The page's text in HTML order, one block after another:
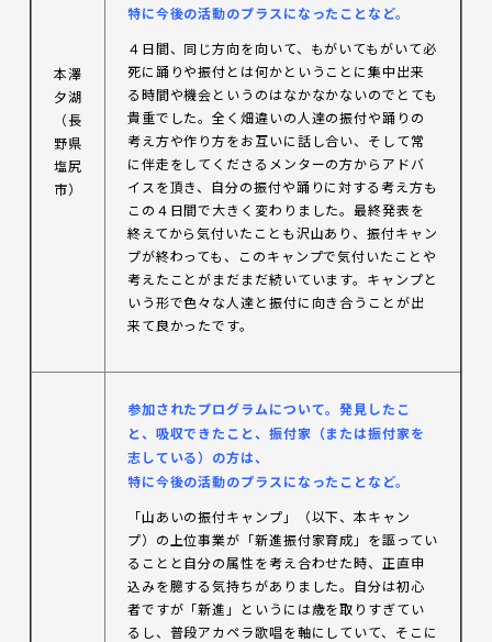
本澤
夕湖
（長
野県
塩尻
市）
特に今後の活動のプラスになったことなど。
４日間、同じ方向を向いて、もがいてもがいて必
死に踊りや振付とは何かということに集中出来
る時間や機会というのはなかなかないのでとても
貴重でした。全く畑違いの人達の振付や踊りの
考え方や作り方をお互いに話し合い、そして常
に伴走をしてくださるメンターの方からアドバ
イスを頂き、自分の振付や踊りに対する考え方も
この４日間で大きく変わりました。最終発表を
終えてから気付いたことも沢山あり、振付キャン
プが終わっても、このキャンプで気付いたことや
考えたことがまだまだ続いています。キャンプと
いう形で色々な人達と振付に向き合うことが出
来て良かったです。
参加されたプログラムについて。発見したこ
と、吸収できたこと、振付家（または振付家を
志している）の方は、
特に今後の活動のプラスになったことなど。
「山あいの振付キャンプ」（以下、本キャン
プ）の上位事業が「新進振付家育成」を謳ってい
ることと自分の属性を考え合わせた時、正直申
込みを臆する気持ちがありました。自分は初心
者ですが「新進」というには歳を取りすぎてい
るし、普段アカペラ歌唱を軸にしていて、そこに